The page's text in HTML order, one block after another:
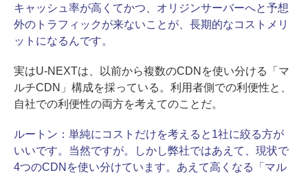
キャッシュ率が高くてかつ、オリジンサーバーへと予想
外のトラフィックが来ないことが、長期的なコストメリ
ットになるんです。
実はU-NEXTは、以前から複数のCDNを使い分ける「マ
ルチCDN」構成を採っている。利用者側での利便性と、
自社での利便性の両方を考えてのことだ。
ルートン： 単純にコストだけを考えると1社に絞る方が
いいです。当然ですが。しかし弊社ではあえて、現状で
4つのCDNを使い分けています。あえて高くなる「マル